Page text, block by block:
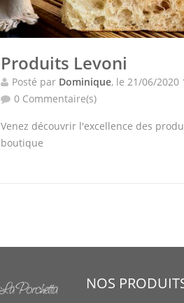
Produits Levoni
Posté par Dominique, le 21/06/2020
0 Commentaire(s)
Venez découvrir l'excellence des
boutique
NOS